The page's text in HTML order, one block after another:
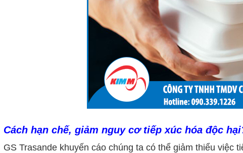
Cách hạn chế, giảm nguy cơ tiếp xúc hóa độc
GS Trasande khuyến cáo chúng ta có thể giảm thiểu việc